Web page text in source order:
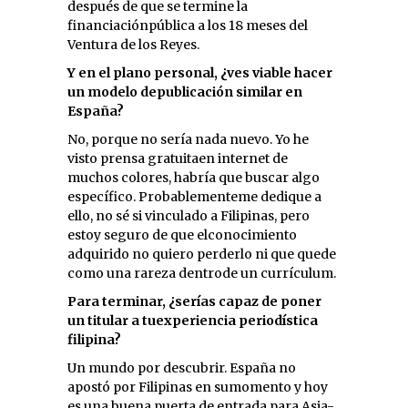
después de que se termine la
financiaciónpública a los 18 meses del
Ventura de los Reyes.
Y en el plano personal, ¿ves viable hacer
un modelo depublicación similar en
España?
No, porque no sería nada nuevo. Yo he
visto prensa gratuitaen internet de
muchos colores, habría que buscar algo
específico. Probablementeme dedique a
ello, no sé si vinculado a Filipinas, pero
estoy seguro de que elconocimiento
adquirido no quiero perderlo ni que quede
como una rareza dentrode un currículum.
Para terminar, ¿serías capaz de poner
un titular a tuexperiencia periodística
filipina?
Un mundo por descubrir. España no
apostó por Filipinas en sumomento y hoy